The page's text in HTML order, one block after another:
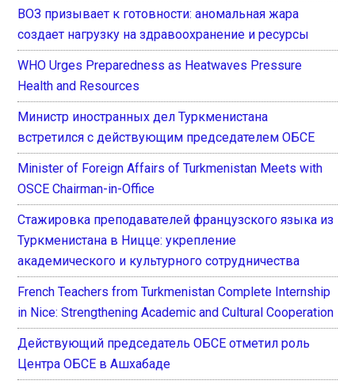
ВОЗ призывает к готовности: аномальная жара
создает нагрузку на здравоохранение и ресурсы
WHO Urges Preparedness as Heatwaves Pressure
Health and Resources
Министр иностранных дел Туркменистана
встретился с действующим председателем ОБСЕ
Minister of Foreign Affairs of Turkmenistan Meets with
OSCE Chairman-in-Office
Стажировка преподавателей французского языка из
Туркменистана в Ницце: укрепление
академического и культурного сотрудничества
French Teachers from Turkmenistan Complete Internship
in Nice: Strengthening Academic and Cultural Cooperation
Действующий председатель ОБСЕ отметил роль
Центра ОБСЕ в Ашхабаде